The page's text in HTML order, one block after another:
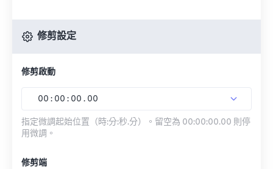
修剪設定
修剪啟動
00 : 00 : 00 . 00
指定微調起始位置（時:分:秒.分）。留空為 00:00:00.00 則停
用微調。
修剪端